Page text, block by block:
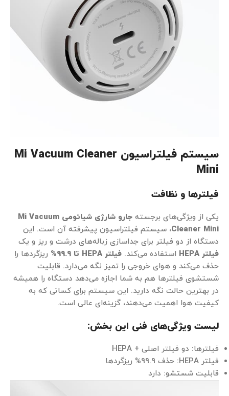
سیستم فیلتراسیون Mi Vacuum Cleaner
Mini
فیلترها و نظافت
یکی از ویژگی‌های برجسته جارو شارژی شیائومی Mi Vacuum
Cleaner Mini، سیستم فیلتراسیون پیشرفته آن است. این
دستگاه از دو فیلتر برای جداسازی زباله‌های درشت و ریز و یک
فیلتر HEPA
استفاده می‌کند. فیلتر HEPA تا 99.9%
ریزگردها را
حذف می‌کند و هوای خروجی را تمیز نگه می‌دارد. قابلیت
شستشوی فیلترها هم به شما اجازه می‌دهد دستگاه را همیشه
در بهترین حالت نگه دارید. این سیستم برای کسانی که به
کیفیت هوا اهمیت می‌دهند، گزینه‌ای عالی است.
لیست ویژگی‌های فنی این بخش:
فیلترها: دو فیلتر اصلی + HEPA
فیلتر HEPA: حذف 99.9% ریزگردها
قابلیت شستشو: دارد